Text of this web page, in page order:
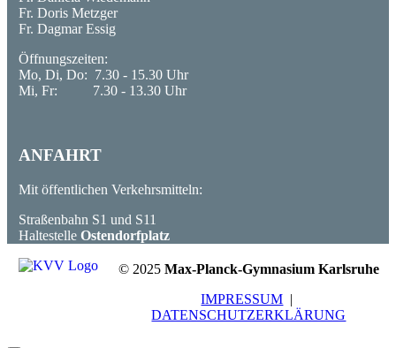
Fr. Doris Metzger
Fr. Dagmar Essig
Öffnungszeiten:
Mo, Di, Do: 7.30 - 15.30 Uhr
Mi, Fr: 7.30 - 13.30 Uhr
ANFAHRT
Mit öffentlichen Verkehrsmitteln:
Straßenbahn S1 und S11
Haltestelle Ostendorfplatz
© 2025 Max-Planck-Gymnasium Karlsruhe
IMPRESSUM |
DATENSCHUTZERKLÄRUNG